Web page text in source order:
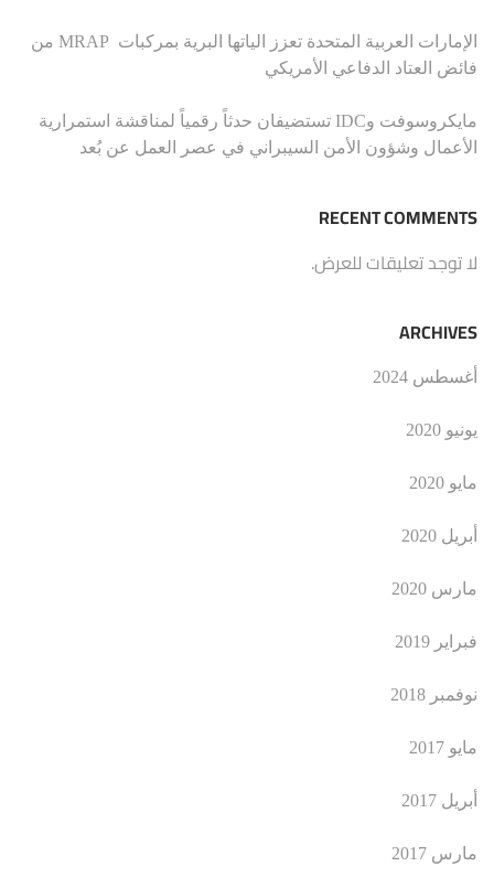
الإمارات العربية المتحدة تعزز الياتها البرية بمركبات MRAP من
فائض العتاد الدفاعي الأمريكي
مايكروسوفت وIDC تستضيفان حدثاً رقمياً لمناقشة استمرارية
الأعمال وشؤون الأمن السيبراني في عصر العمل عن بُعد
RECENT COMMENTS
لا توجد تعليقات للعرض.
ARCHIVES
أغسطس 2024
يونيو 2020
مايو 2020
أبريل 2020
مارس 2020
فبراير 2019
نوفمبر 2018
مايو 2017
أبريل 2017
مارس 2017